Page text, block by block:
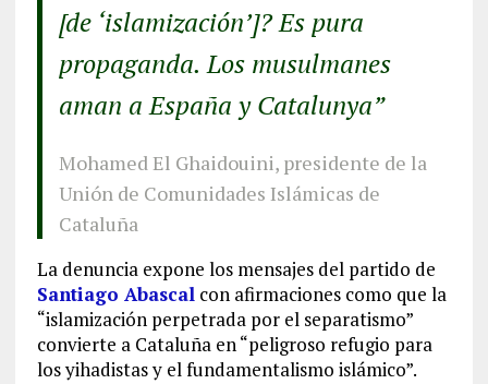
[de ‘islamización’]? Es pura
propaganda. Los musulmanes
aman a España y Catalunya”
Mohamed El Ghaidouini, presidente de la
Unión de Comunidades Islámicas de
Cataluña
La denuncia expone los mensajes del partido de
Santiago Abascalcon afirmaciones como que la
“islamización perpetrada por el separatismo”
convierte a Cataluña en “peligroso refugio para
los yihadistas y el fundamentalismo islámico”.